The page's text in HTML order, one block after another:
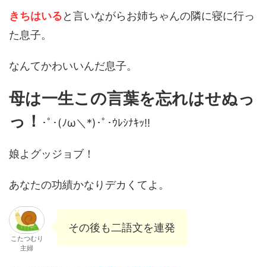
きちはいると言いながらお姉ちゃんの隣に寝に行っ
た息子。
なんてかわいいんだ息子。
母は一生この言葉を忘れはせぬっ
っ！
･ﾟ･(ﾉω＼*)･ﾟ･ｳﾚｼﾅｷｯ!!
娘よグッジョブ！
あなたの功績かなりデカくてよ。
こたつむり
主婦
その後も二語文を連発